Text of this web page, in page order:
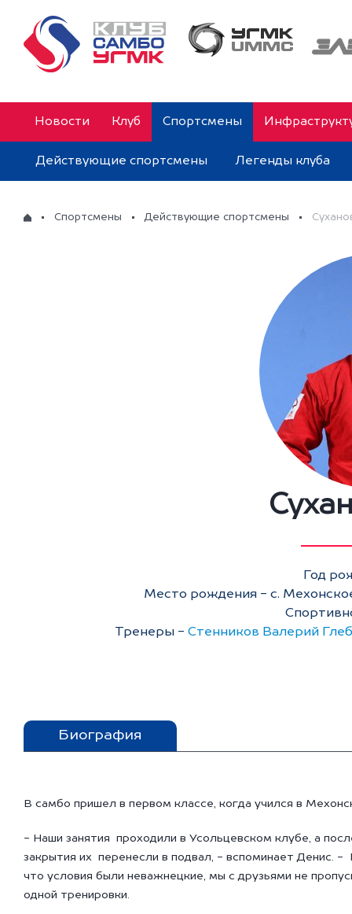
Новости Клуб Спортсмены
Действующие спортсмены Легенды клуба
Спортсмены Действующие спортсмены
Год
Место рождения - с.
Тренеры - Стенников Валерий
Биография
В самбо пришел в первом классе, когда учился в
- Наши занятия проходили в Усольцевском клубе, а
закрытия их перенесли в подвал, - вспоминает Денис. -
что условия были неважнецкие, мы с друзьями не
одной тренировки.